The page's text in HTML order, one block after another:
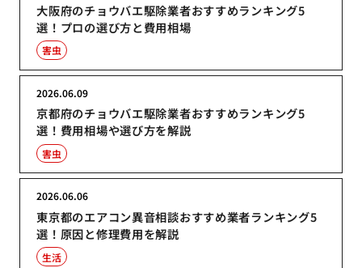
大阪府のチョウバエ駆除業者おすすめランキング5
選！プロの選び方と費用相場
害虫
京都府のチョウバエ駆除業者おすすめランキング5
選！費用相場や選び方を解説
2026.06.09
害虫
東京都のエアコン異音相談おすすめ業者ランキング5
選！原因と修理費用を解説
2026.06.06
生活